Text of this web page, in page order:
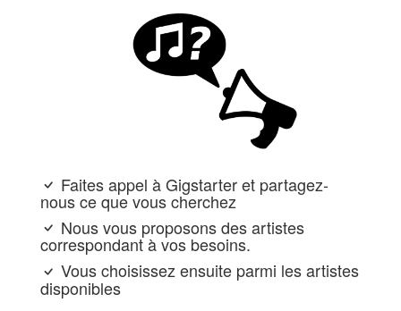
Faites appel à Gigstarter et partagez-
nous ce que vous cherchez
Nous vous proposons des artistes
correspondant à vos besoins.
Vous choisissez ensuite parmi les artistes
disponibles